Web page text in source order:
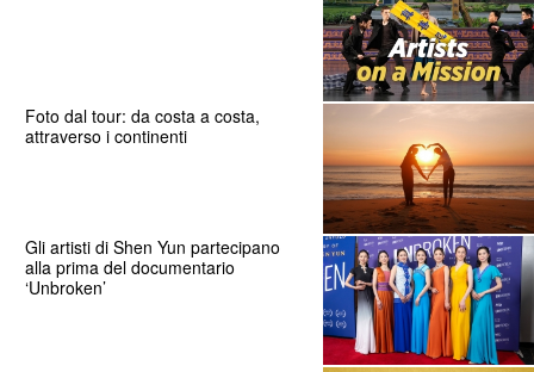
Foto dal tour: da costa a costa,
attraverso i continenti
Gli artisti di Shen Yun partecipano
alla prima del documentario
‘Unbroken’